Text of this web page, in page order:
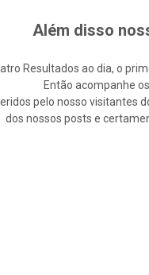
Além disso
Resultados ao dia, o
Então acompanhe
pelo nosso
dos nossos posts e